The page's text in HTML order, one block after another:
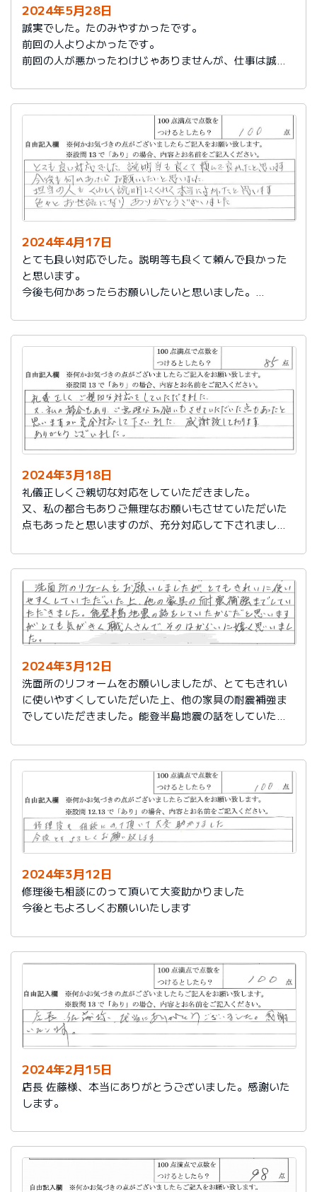
2024年5月28日
誠実でした。たのみやすかったです。
前回の人よりよかったです。
前回の人が悪かったわけじゃありませんが、仕事は誠実
2024年4月17日
とても良い対応でした。説明等も良くて頼んで良かった
と思います。
今後も何かあったらお願いしたいと思いました。
います。
色々とお世話になりありがとうございました。
2024年3月18日
礼儀正しくご親切な対応をしていただきました。
又、私の都合もありご無理なお願いもさせていただいた
点もあったと思いますのが、充分対応して下されまし
ありがとうございました。
2024年3月12日
洗面所のリフォームをお願いしましたが、とてもきれい
に使いやすくしていただいた上、他の家具の耐震補強ま
でしていただきました。能登半島地震の話をしていたか
からいに嬉しく思いました。
2024年3月12日
修理後も相談にのって頂いて大変助かりました
今後ともよろしくお願いいたします
2024年2月15日
店長 佐藤様、本当にありがとうございました。感謝いた
します。